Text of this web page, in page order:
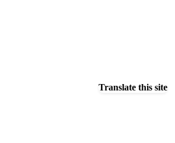
Translate this site